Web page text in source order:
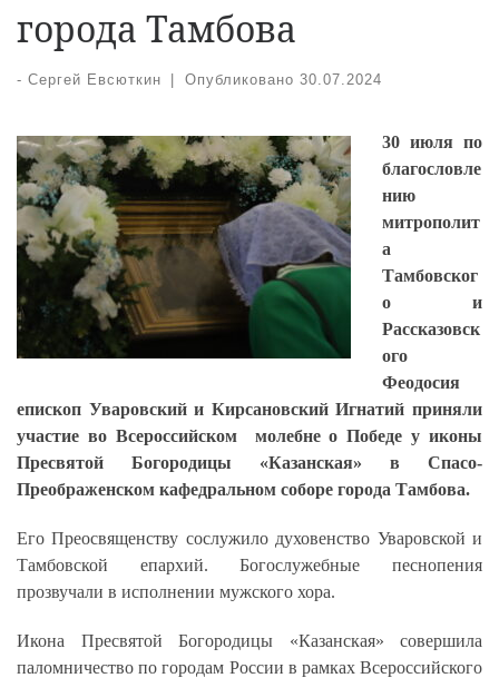
города Тамбова
- Сергей Евсюткин Опубликовано 30.07.2024
30 июля по
благословле
нию
митрополит
а
Тамбовског
о и
Рассказовск
ого
Феодосия
епископ Уваровский и Кирсановский Игнатий приняли
участие во Всероссийском молебне о Победе у иконы
Пресвятой Богородицы «Казанская» в Спасо-
Преображенском кафедральном соборе города Тамбова.
Его Преосвященству сослужило духовенство Уваровской и
Тамбовской епархий. Богослужебные песнопения
прозвучали в исполнении мужского хора.
Икона Пресвятой Богородицы «Казанская» совершила
паломничество по городам России в рамках Всероссийского